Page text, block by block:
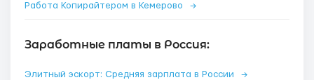
Работа Копирайтером в Кемерово →
Заработные платы в Россия:
Элитный эскорт: Средняя зарплата в России →